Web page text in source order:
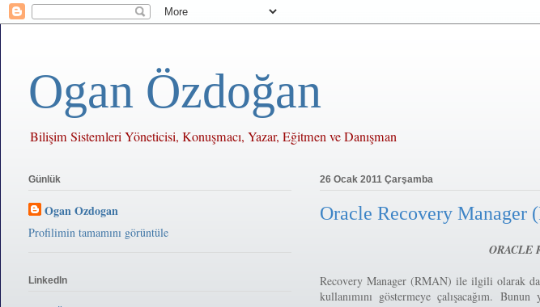
Ogan Özdoğan
Bilişim Sistemleri Yöneticisi, Konuşmacı, Yazar, Eğitmen ve Danışman
26 Ocak 2011 Çarşamba
Oracle Recovery Manager
ORACLE
Recovery Manager (RMAN) ile ilgili olarak
kullanımını göstermeye çalışacağım.
Günlük
Ogan Ozdogan
Profilimin tamamını görüntüle
LinkedIn